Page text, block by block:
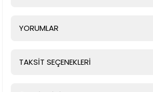
YORUMLAR
TAKSİT SEÇENEKLERİ